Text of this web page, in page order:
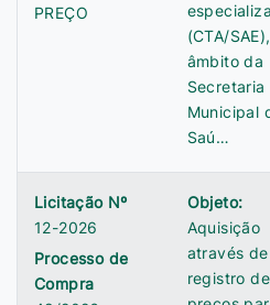
PREÇO
(CTA/
âmbito da
Secretaria
Municipal
Saú…
Licitação Nº
12-2026
Processo de
Compra
Objeto:
Aquisição
através de
registro de